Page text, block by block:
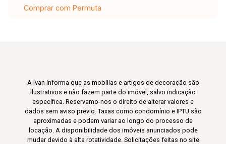
Comprar com Permuta
A Ivan informa que as mobílias e artigos de decoração são
ilustrativos e não fazem parte do imóvel, salvo indicação
específica. Reservamo-nos o direito de alterar valores e
dados sem aviso prévio. Taxas como condomínio e IPTU são
aproximadas e podem variar ao longo do processo de
locação. A disponibilidade dos imóveis anunciados pode
mudar devido à alta rotatividade. Solicitações feitas no site